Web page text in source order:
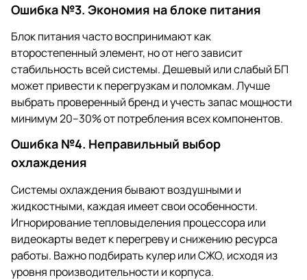
Ошибка №3. Экономия на блоке питания
Блок питания часто воспринимают как
второстепенный элемент, но от него зависит
стабильность всей системы. Дешевый или слабый БП
может привести к перегрузкам и поломкам. Лучше
выбрать проверенный бренд и учесть запас мощности
минимум 20–30% от потребления всех компонентов.
Ошибка №4. Неправильный выбор
охлаждения
Системы охлаждения бывают воздушными и
жидкостными, каждая имеет свои особенности.
Игнорирование тепловыделения процессора или
видеокарты ведет к перегреву и снижению ресурса
работы. Важно подбирать кулер или СЖО, исходя из
уровня производительности и корпуса.